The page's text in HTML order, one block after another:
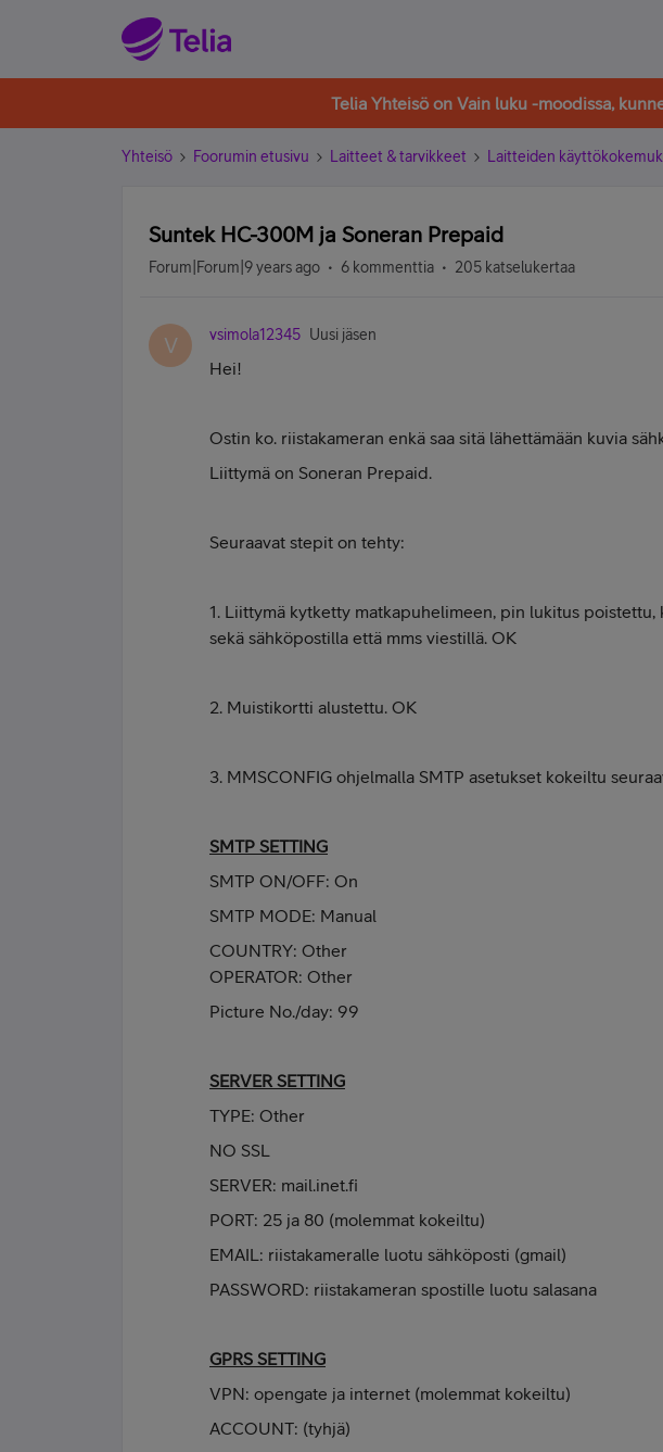
Telia Yhteisö on Vain luku -moodissa,
Yhteisö Foorumin etusivu Laitteet & tarvikkeet Laitteiden
Suntek HC-300M ja Soneran Prepaid
Forum|Forum|9 years ago 6 kommenttia 205 katselukertaa
V vsimola12345 Uusi jäsen
Hei!
Ostin ko. riistakameran enkä saa sitä lähettämään kuvia
Liittymä on Soneran Prepaid.
Seuraavat stepit on tehty:
1. Liittymä kytketty matkapuhelimeen, pin lukitus
sekä sähköpostilla että mms viestillä. OK
2. Muistikortti alustettu. OK
3. MMSCONFIG ohjelmalla SMTP asetukset kokeiltu
SMTP SETTING
SMTP ON/OFF: On
SMTP MODE: Manual
COUNTRY: Other
OPERATOR: Other
Picture No./day: 99
SERVER SETTING
TYPE: Other
NO SSL
SERVER: mail.inet.fi
PORT: 25 ja 80 (molemmat kokeiltu)
EMAIL: riistakameralle luotu sähköposti (gmail)
PASSWORD: riistakameran spostille luotu salasana
GPRS SETTING
VPN: opengate ja internet (molemmat kokeiltu)
ACCOUNT: (tyhjä)